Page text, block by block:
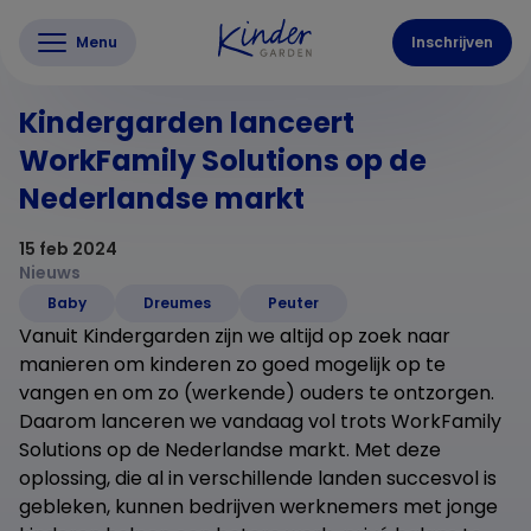
Menu Inschrijven
Kindergarden lanceert
WorkFamily Solutions op de
Nederlandse markt
15 feb 2024
Nieuws
Baby Dreumes Peuter
Vanuit Kindergarden zijn we altijd op zoek naar
manieren om kinderen zo goed mogelijk op te
vangen en om zo (werkende) ouders te ontzorgen.
Daarom lanceren we vandaag vol trots WorkFamily
Solutions op de Nederlandse markt. Met deze
oplossing, die al in verschillende landen succesvol is
gebleken, kunnen bedrijven werknemers met jonge